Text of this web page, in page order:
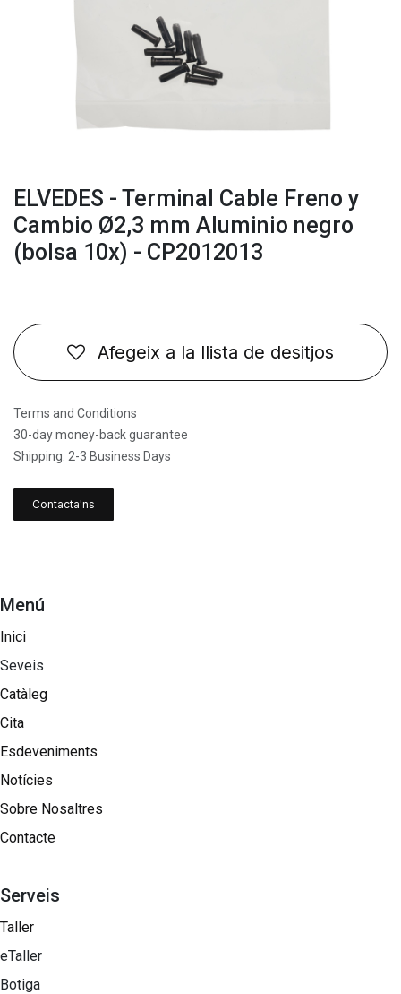
ELVEDES - Terminal Cable Freno y
Cambio Ø2,3 mm Aluminio negro
(bolsa 10x) - CP2012013
Afegeix a la llista de desitjos
Terms and Conditions
30-day money-back guarantee
Shipping: 2-3 Business Days
Contacta'ns
Menú
Inici
Seveis
Catàleg
Cita
Esdeveniments
Notícies
Sobre Nosaltres​
Contacte
Serveis
Taller
eTaller
Botiga